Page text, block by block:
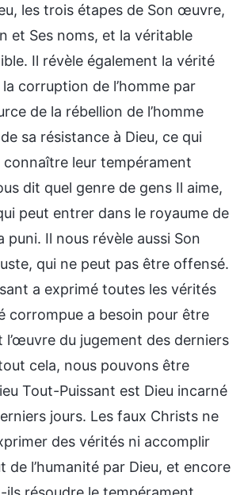
les trois étapes de Son œuvre,
et Ses noms, et la véritable
Il révèle également la vérité
la corruption de l’homme par
de la rébellion de l’homme
sa résistance à Dieu, ce qui
connaître leur tempérament
dit quel genre de gens Il aime,
peut entrer dans le royaume de
puni. Il nous révèle aussi Son
qui ne peut pas être offensé.
a exprimé toutes les vérités
corrompue a besoin pour être
l’œuvre du jugement des derniers
cela, nous pouvons être
Tout-Puissant est Dieu incarné
jours. Les faux Christs ne
des vérités ni accomplir
de l’humanité par Dieu, et encore